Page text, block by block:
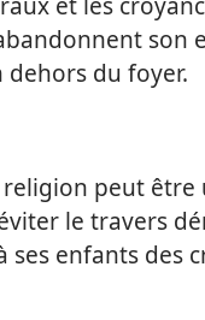
dehors du foyer.
religion peut
le travers
enfants des